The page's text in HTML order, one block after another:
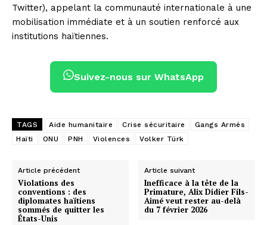
Twitter), appelant la communauté internationale à une
mobilisation immédiate et à un soutien renforcé aux
institutions haïtiennes.
Suivez-nous sur WhatsApp
TAGS Aide humanitaire Crise sécuritaire
Gangs Armés
Haïti
ONU PNH Violences Volker Türk
Article précédent
Violations des
conventions : des
diplomates haïtiens
sommés de quitter les
États-Unis
Article suivant
Inefficace à la tête de la
Primature, Alix Didier Fils-
Aimé veut rester au-delà
du 7 février 2026